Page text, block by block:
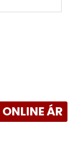
ONLINE ÁR